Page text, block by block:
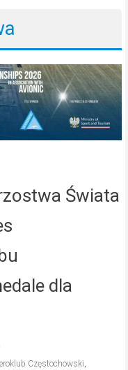
Świata
dla
Częstochowski,